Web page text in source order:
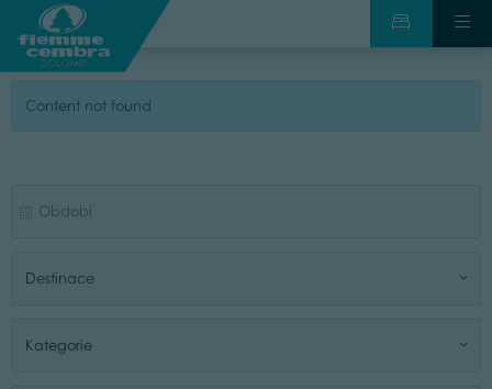
Content not found
Destinace
Kategorie